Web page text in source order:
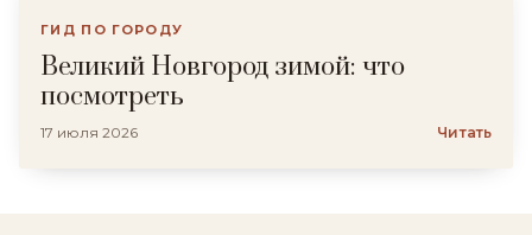
ГИД ПО ГОРОДУ
Великий Новгород зимой: что
посмотреть
17 июля 2026 Читать